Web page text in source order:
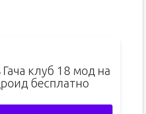
Гача клуб 18 мод на
бесплатно